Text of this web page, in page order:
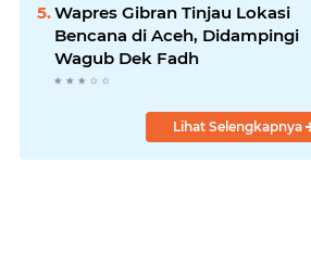
Wapres Gibran Tinjau Lokasi
Bencana di Aceh, Didampingi
Wagub Dek Fadh
Lihat Selengkapnya